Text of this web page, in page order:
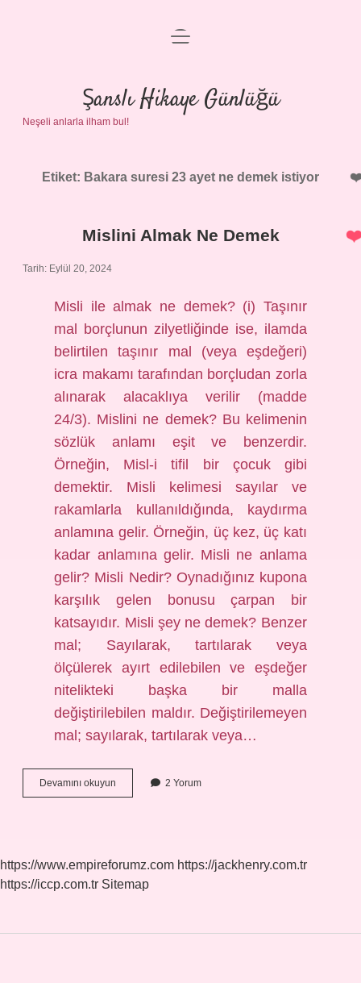
Anasayfa
Gizlilik Politikası
menüyü
Şanslı Hikaye Günlüğü
Neşeli anlarla ilham bul!
Etiket: Bakara suresi 23 ayet ne demek istiyor
Mislini Almak Ne Demek
Tarih: Eylül 20, 2024
Misli ile almak ne demek? (i) Taşınır
mal borçlunun zilyetliğinde ise, ilamda
belirtilen taşınır mal (veya eşdeğeri)
icra makamı tarafından borçludan zorla
alınarak alacaklıya verilir (madde
24/3). Mislini ne demek? Bu kelimenin
sözlük anlamı eşit ve benzerdir.
Örneğin, Misl-i tifil bir çocuk gibi
demektir. Misli kelimesi sayılar ve
rakamlarla kullanıldığında, kaydırma
anlamına gelir. Örneğin, üç kez, üç katı
kadar anlamına gelir. Misli ne anlama
gelir? Misli Nedir? Oynadığınız kupona
karşılık gelen bonusu çarpan bir
katsayıdır. Misli şey ne demek? Benzer
mal; Sayılarak, tartılarak veya
ölçülerek ayırt edilebilen ve eşdeğer
nitelikteki başka bir malla
değiştirilebilen maldır. Değiştirilemeyen
mal; sayılarak, tartılarak veya…
Devamını okuyun
Almak
2 Yorum
https://www.empireforumz.com https://jackhenry.com.tr
https://iccp.com.tr Sitemap